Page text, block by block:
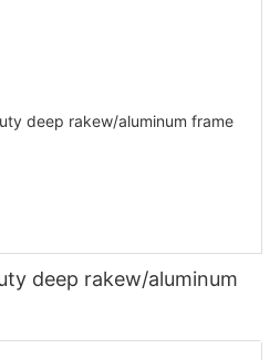
deep rakew/aluminum